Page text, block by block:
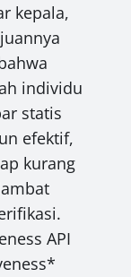
kepala,
individu
statis
efektif,
kurang
API